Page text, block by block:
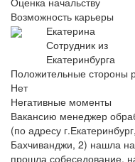
Возможность карьеры
Екатерина
Сотрудник из
Екатеринбурга
Положительные стороны
Нет
Негативные моменты
Вакансию менеджер
(по адресу
Бахчиванджи, 2) нашла
прошла собеседование,